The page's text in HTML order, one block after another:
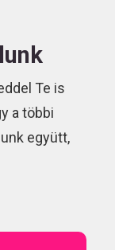
Te is
a többi
együtt,